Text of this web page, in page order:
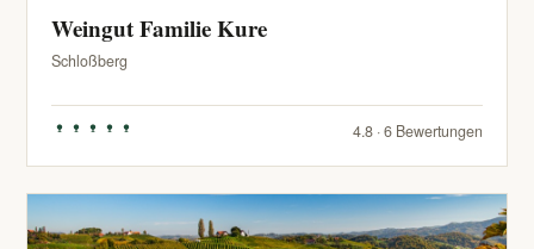
Weingut Familie Kure
Schloßberg
4.8 · 6 Bewertungen